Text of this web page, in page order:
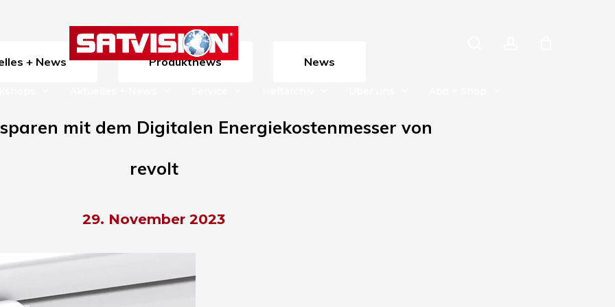
+ News Produktnews News
mit dem Digitalen Energiekostenmesser von
revolt
29. November 2023